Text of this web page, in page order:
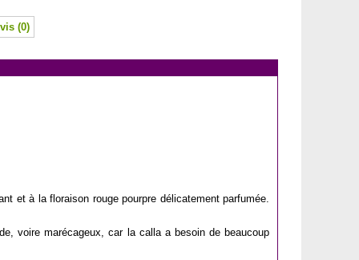
(0)
et à la floraison rouge pourpre délicatement parfumée.
voire marécageux, car la calla a besoin de beaucoup